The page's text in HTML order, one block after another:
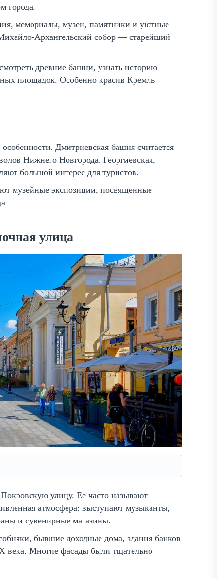
города.
мемориалы, музеи, памятники и уютные
Архангельский собор — старейший
древние башни, узнать историю
площадок. Особенно красив Кремль
Дмитриевская башня считается
Нижнего Новгорода. Георгиевская,
большой интерес для туристов.
музейные экспозиции, посвященные
улица
улицу. Ее часто называют
атмосфера: выступают музыканты,
и сувенирные магазины.
бывшие доходные дома, здания банков
века. Многие фасады были тщательно